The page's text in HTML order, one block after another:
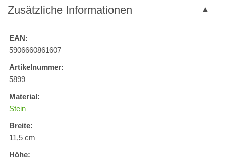
Zusätzliche Informationen
EAN:
5906660861607
Artikelnummer:
5899
Material:
Stein
Breite:
11,5 cm
Höhe: